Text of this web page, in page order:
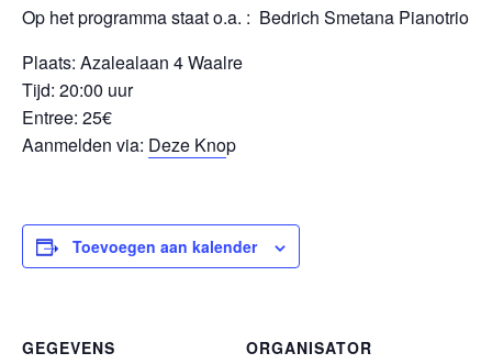
Op het programma staat o.a. : Bedrich Smetana Pianotrio
Plaats: Azalealaan 4 Waalre
Tijd: 20:00 uur
Entree: 25€
Aanmelden via: Deze Knop
Toevoegen aan kalender
GEGEVENS
ORGANISATOR